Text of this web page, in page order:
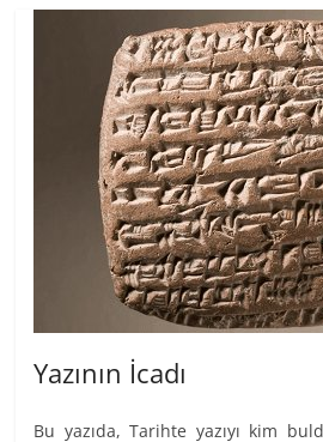
Yazının İcadı
Bu yazıda, Tarihte yazıyı kim